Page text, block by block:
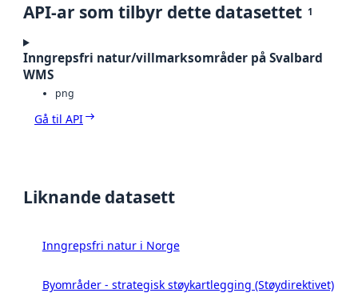
API-ar som tilbyr dette datasettet 1
Inngrepsfri natur/villmarksområder på Svalbard
WMS
png
Gå til API
Liknande datasett
Inngrepsfri natur i Norge
Byområder - strategisk støykartlegging (Støydirektivet)